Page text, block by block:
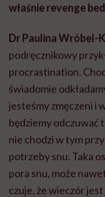
właśnie revenge
Dr Paulina Wróbel-
podręcznikowy
procrastination.
świadomie
jesteśmy zmęczeni i
będziemy odczuwać
nie chodzi w tym
potrzeby snu. Taka
pora snu, może
czuje, że wieczór